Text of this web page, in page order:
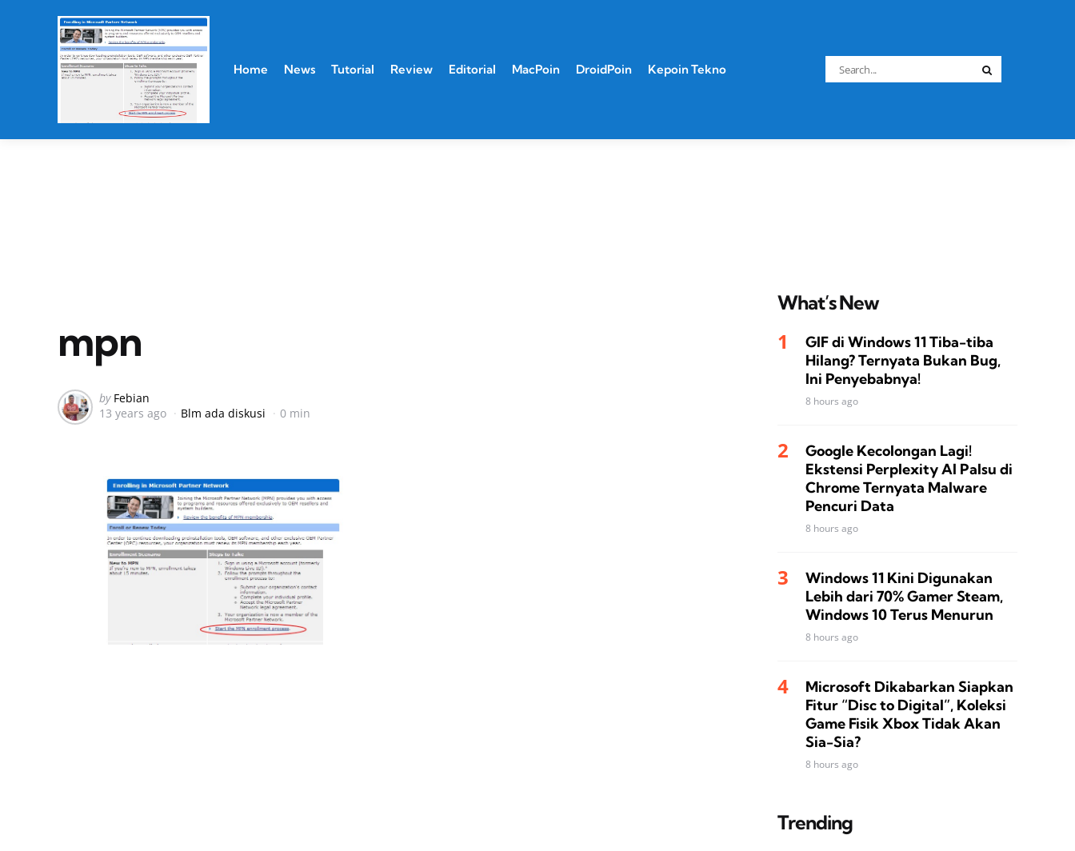
Home News Tutorial Review Editorial MacPoin DroidPoin Kepoin Tekno
Search
for:
mpn
Posted
by
by Febian
13 years ago
Blm ada diskusi 0 min
What’s New
GIF di Windows 11 Tiba-tiba
Hilang? Ternyata Bukan Bug,
Ini Penyebabnya!
8 hours ago
Google Kecolongan Lagi!
Ekstensi Perplexity AI Palsu di
Chrome Ternyata Malware
Pencuri Data
8 hours ago
Windows 11 Kini Digunakan
Lebih dari 70% Gamer Steam,
Windows 10 Terus Menurun
8 hours ago
Microsoft Dikabarkan Siapkan
Fitur “Disc to Digital”, Koleksi
Game Fisik Xbox Tidak Akan
Sia-Sia?
8 hours ago
Trending